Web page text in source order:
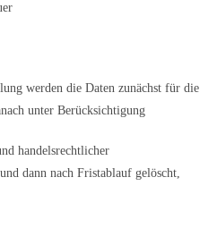
werden die Daten zunächst für die
unter Berücksichtigung
handelsrechtlicher
dann nach Fristablauf gelöscht,